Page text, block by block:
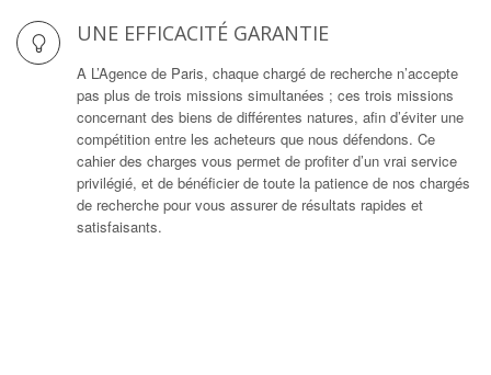
UNE EFFICACITÉ GARANTIE
A L’Agence de Paris, chaque chargé de recherche n’accepte
pas plus de trois missions simultanées ; ces trois missions
concernant des biens de différentes natures, afin d’éviter une
compétition entre les acheteurs que nous défendons. Ce
cahier des charges vous permet de profiter d’un vrai service
privilégié, et de bénéficier de toute la patience de nos chargés
de recherche pour vous assurer de résultats rapides et
satisfaisants.